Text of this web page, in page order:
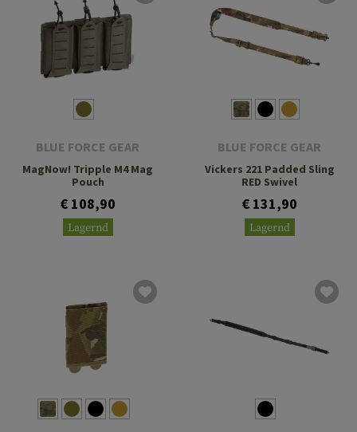
BLUE FORCE GEAR
MagNow! Tripple M4 Mag
Pouch
€ 108,90
Lagernd
BLUE FORCE GEAR
Vickers 221 Padded Sling
RED Swivel
€ 131,90
Lagernd